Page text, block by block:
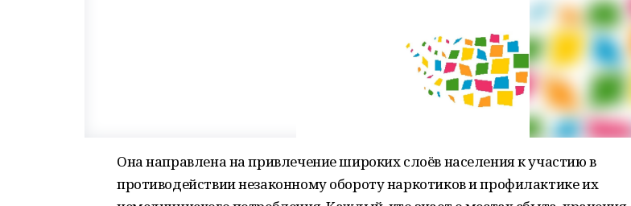
Она направлена на привлечение широких слоёв населения к участию в
противодействии незаконному обороту наркотиков и профилактике их